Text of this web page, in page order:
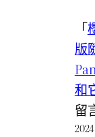
「
版
和
留